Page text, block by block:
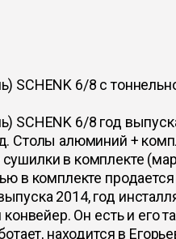
SCHENK 6/8 с
SCHENK 6/8 год
Столы алюминий +
в комплекте
в комплекте продается
2014, год
Он есть и его
находится в